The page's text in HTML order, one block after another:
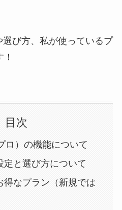
び方、私が使っているプ
目次
ロ）の機能について
定と選び方について
得なプラン（新規では